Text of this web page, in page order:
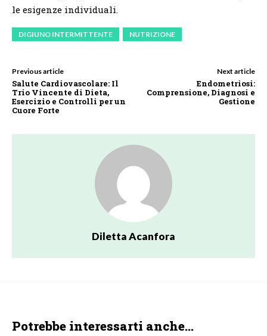
le esigenze individuali.
DIGIUNO INTERMITTENTE NUTRIZIONE
Previous article
Salute Cardiovascolare: Il
Trio Vincente di Dieta,
Esercizio e Controlli per un
Cuore Forte
Next article
Endometriosi:
Comprensione, Diagnosi e
Gestione
Diletta Acanfora
Potrebbe interessarti anche...